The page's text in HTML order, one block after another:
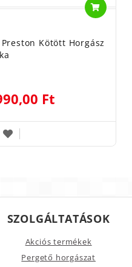
Kötött Horgász
Ft
SZOLGÁLTATÁSOK
Akciós termékek
Pergető horgászat